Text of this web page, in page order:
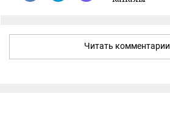
Читать комментарии